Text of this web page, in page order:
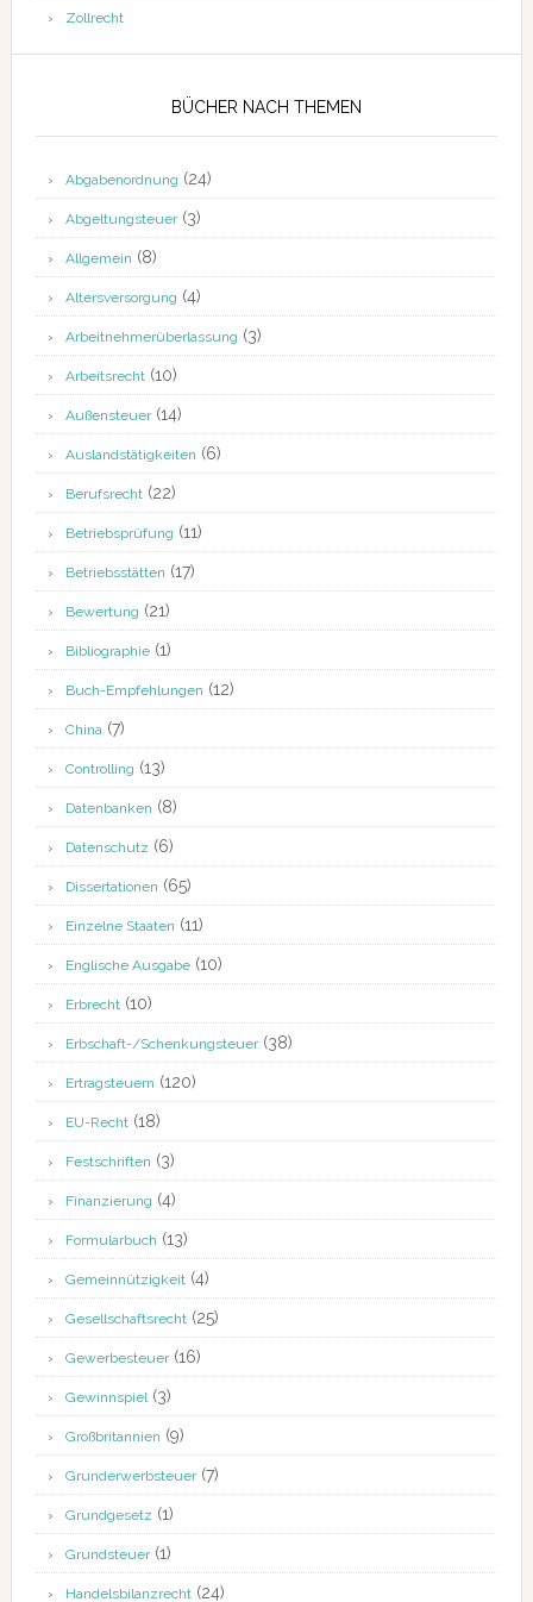
Zollrecht
BÜCHER NACH THEMEN
Abgabenordnung (24)
Abgeltungsteuer(3)
Allgemein (8)
Altersversorgung (4)
Arbeitnehmerüberlassung (3)
Arbeitsrecht(10)
Außensteuer(14)
Auslandstätigkeiten (6)
Berufsrecht(22)
Betriebsprüfung (11)
Betriebsstätten (17)
Bewertung (21)
Bibliographie(1)
Buch-Empfehlungen (12)
China(7)
Controlling (13)
Datenbanken (8)
Datenschutz (6)
Dissertationen (65)
Einzelne Staaten (11)
Englische Ausgabe(10)
Erbrecht(10)
Erbschaft-/Schenkungsteuer(38)
Ertragsteuern (120)
EU-Recht(18)
Festschriften (3)
Finanzierung (4)
Formularbuch (13)
Gemeinnützigkeit(4)
Gesellschaftsrecht(25)
Gewerbesteuer(16)
Gewinnspiel(3)
Großbritannien (9)
Grunderwerbsteuer(7)
Grundgesetz (1)
Grundsteuer(1)
Handelsbilanzrecht(24)